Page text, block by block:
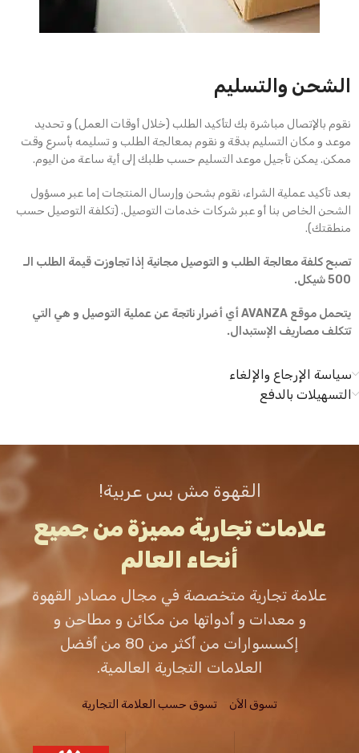
الشحن والتسليم
نقوم بالإتصال مباشرة بك لتأكيد الطلب (خلال أوقات العمل) و تحديد
موعد و مكان التسليم بدقة و نقوم بمعالجة الطلب و تسليمه بأسرع وقت
ممكن. يمكن تأجيل موعد التسليم حسب طلبك إلى أية ساعة من اليوم.
بعد تأكيد عملية الشراء، نقوم بشحن وإرسال المنتجات إما عبر مسؤول
الشحن الخاص بنا أو عبر شركات خدمات التوصيل. (تكلفة التوصيل حسب
منطقتك).
تصبح كلفة معالجة الطلب و التوصيل مجانية إذا تجاوزت قيمة الطلب الـ
500 شيكل.
يتحمل موقع AVANZA أي أضرار ناتجة عن عملية التوصيل و هي التي
تتكلف مصاريف الإستبدال.
سياسة الإرجاع والإلغاء
التسهيلات بالدفع
القهوة مش بس عربية!
علامات تجارية مميزة من جميع
أنحاء العالم
علامة تجارية متخصصة في مجال مصادر القهوة
و معدات و أدواتها من مكائن و مطاحن و
إكسسوارات من أكثر من 80 من أفضل
العلامات التجارية العالمية.
تسوق الاَن تسوق حسب العلامة التجارية